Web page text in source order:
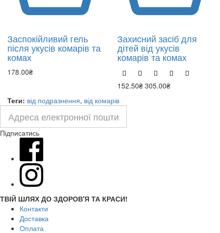
Заспокійливий гель
після укусів комарів та
комах
178.00₴
Захисний засіб для
дітей від укусів
комарів та комах
152.50₴ 305.00₴
Теги: від подразнення, від комарів
Підписатись
ТВІЙ ШЛЯХ ДО ЗДОРОВ'Я ТА КРАСИ!
Контакти
Доставка
Оплата